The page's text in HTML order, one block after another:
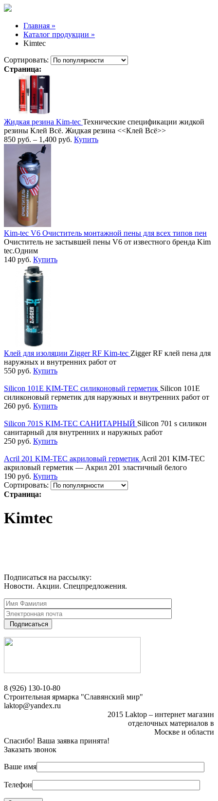
Главная »
Каталог продукции »
Kimtec
Сортировать:
Страница:
Жидкая резина Kim-tec Технические спецификации жидкой
резины Клей Всё. Жидкая резина <<Клей Всё>>
850 руб. – 1,400 руб. Купить
Kim-tec V6 Очиститель монтажной пены для всех типов пен
Очиститель не застывшей пены V6 от известного бренда Kim
tec.Одним
140 руб. Купить
Клей для изоляции Zigger RF Kim-teс Zigger RF клей пена для
наружных и внутренних работ от
550 руб. Купить
Silicon 101E KIM-TEС силиконовый герметик Silicon 101E
силиконовый герметик для наружных и внутренних работ от
260 руб. Купить
Silicon 701S KIM-TEC САНИТАРНЫЙ Silicon 701 s силикон
санитарный для внутренних и наружных работ
250 руб. Купить
Acril 201 KIM-TEC акриловый герметик Acril 201 KIM-TEC
акриловый герметик — Акрил 201 эластичный белого
190 руб. Купить
Сортировать:
Страница:
Kimtec
Подписаться на рассылку:
Новости. Акции. Спецпредложения.
Подписаться
8 (926) 130-10-80
Строительная ярмарка "Славянский мир"
laktop@yandex.ru
2015 Laktop – интернет магазин
отделочных материалов в
Москве и области
Спасибо! Ваша заявка принята!
Заказать звонок
Ваше имя
Телефон